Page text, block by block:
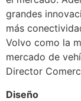
grandes
más
Volvo como la
mercado de
Director
Diseño